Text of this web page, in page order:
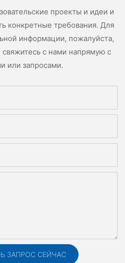
проекты и идеи и
конкретные требования. Для
информации, пожалуйста,
свяжитесь с нами напрямую с
или запросами.
ЗАПРОС СЕЙЧАС